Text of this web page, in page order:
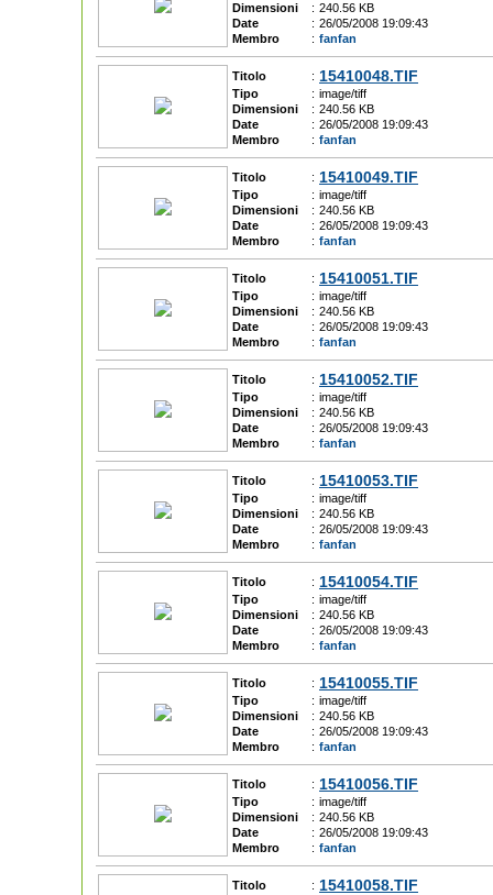
Dimensioni
: 240.56 KB
Date
: 26/05/2008 19:09:43
Membro
: fanfan
Titolo : 15410048.TIF
Tipo : image/tiff
Dimensioni
: 240.56 KB
Date
: 26/05/2008 19:09:43
Membro
: fanfan
Titolo : 15410049.TIF
Tipo : image/tiff
Dimensioni
: 240.56 KB
Date
: 26/05/2008 19:09:43
Membro
: fanfan
Titolo : 15410051.TIF
Tipo : image/tiff
Dimensioni
: 240.56 KB
Date
: 26/05/2008 19:09:43
Membro
: fanfan
Titolo : 15410052.TIF
Tipo : image/tiff
Dimensioni
: 240.56 KB
Date
: 26/05/2008 19:09:43
Membro
: fanfan
Titolo : 15410053.TIF
Tipo : image/tiff
Dimensioni
: 240.56 KB
Date
: 26/05/2008 19:09:43
Membro
: fanfan
Titolo : 15410054.TIF
Tipo : image/tiff
Dimensioni
: 240.56 KB
Date
: 26/05/2008 19:09:43
Membro
: fanfan
Titolo : 15410055.TIF
Tipo : image/tiff
Dimensioni
: 240.56 KB
Date
: 26/05/2008 19:09:43
Membro
: fanfan
Titolo : 15410056.TIF
Tipo : image/tiff
Dimensioni
: 240.56 KB
Date
: 26/05/2008 19:09:43
Membro
: fanfan
Titolo : 15410058.TIF